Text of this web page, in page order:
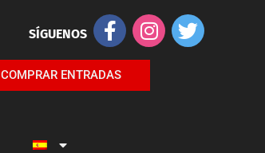
SÍGUENOS
COMPRAR ENTRADAS